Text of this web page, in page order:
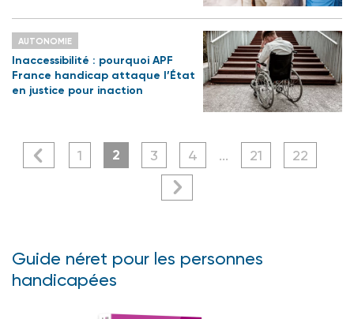
AUTONOMIE
Inaccessibilité : pourquoi APF
France handicap attaque l’État
en justice pour inaction
1 2 3 4 ... 21 22
Guide néret pour les personnes
handicapées